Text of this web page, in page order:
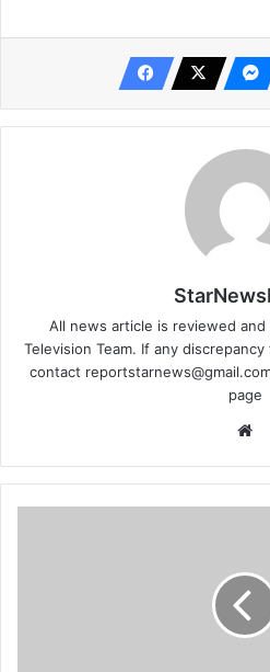
All news article is reviewed
Television Team. If any
contact
page